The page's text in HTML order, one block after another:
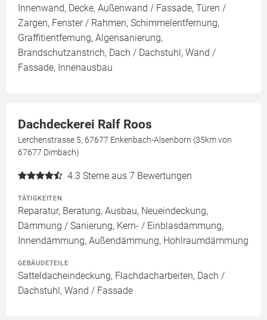
Innenwand, Decke, Außenwand / Fassade, Türen /
Zargen, Fenster / Rahmen, Schimmelentfernung,
Graffitientfernung, Algensanierung,
Brandschutzanstrich, Dach / Dachstuhl, Wand /
Fassade, Innenausbau
Dachdeckerei Ralf Roos
Lerchenstrasse 5, 67677 Enkenbach-Alsenborn (35km von
67677 Dimbach)
4.3 Sterne aus 7 Bewertungen
TÄTIGKEITEN
Reparatur, Beratung, Ausbau, Neueindeckung,
Dämmung / Sanierung, Kern- / Einblasdämmung,
Innendämmung, Außendämmung, Hohlraumdämmung
GEBÄUDETEILE
Satteldacheindeckung, Flachdacharbeiten, Dach /
Dachstuhl, Wand / Fassade